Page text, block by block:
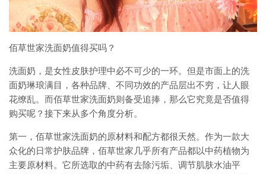
佰草世家洗面奶值得买吗？
洗面奶，是女性皮肤护理中必不可少的一环。但是市面上的洗
面奶琳琅满目，各种品牌、不同功效的产品层出不穷，让人眼
花缭乱。而佰草世家洗面奶则备受追捧，那么它究竟是否值得
购买呢？接下来从多个角度分析。
第一，佰草世家洗面奶的原材料和配方都很天然。作为一款大
众化的日常护肤品牌，佰草世家几乎所有产品都以中药植物为
主要原材料。它所选取的中药有去除污垢、调节肌肤水油平